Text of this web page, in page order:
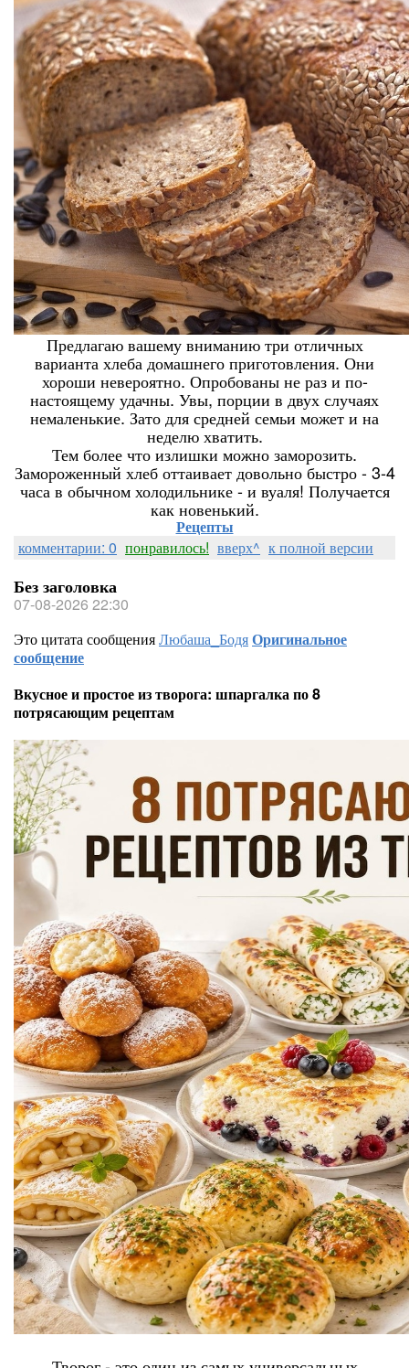
Предлагаю вашему вниманию три отличных
варианта хлеба домашнего приготовления. Они
хороши невероятно. Опробованы не раз и по-
настоящему удачны. Увы, порции в двух случаях
немаленькие. Зато для средней семьи может и на
неделю хватить.
Тем более что излишки можно заморозить.
Замороженный хлеб оттаивает довольно быстро - 3-4
часа в обычном холодильнике - и вуаля! Получается
как новенький.
Рецепты
комментарии: 0 понравилось! вверх^ к полной версии
Без заголовка
07-08-2026 22:30
Это цитата сообщенияЛюбаша_БодяОригинальное
сообщение
Вкусное и простое из творога: шпаргалка по 8
потрясающим рецептам